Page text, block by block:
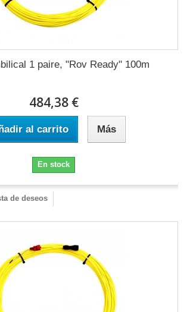
1 paire, "Rov Ready" 100m
484,38 €
al carrito Más
En stock
de deseos